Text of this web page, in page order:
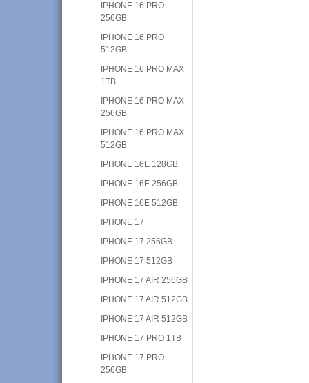
IPHONE 16 PRO
256GB
IPHONE 16 PRO
512GB
IPHONE 16 PRO MAX
1TB
IPHONE 16 PRO MAX
256GB
IPHONE 16 PRO MAX
512GB
IPHONE 16E 128GB
IPHONE 16E 256GB
IPHONE 16E 512GB
IPHONE 17
IPHONE 17 256GB
IPHONE 17 512GB
IPHONE 17 AIR 256GB
IPHONE 17 AIR 512GB
IPHONE 17 AIR 512GB
IPHONE 17 PRO 1TB
IPHONE 17 PRO
256GB